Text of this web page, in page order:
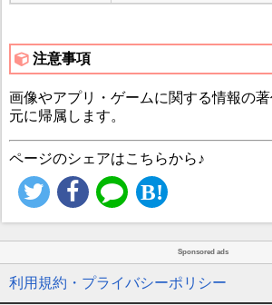
注意事項
画像やアプリ・ゲームに関する情報の
元に帰属します。
ページのシェアはこちらから♪
Sponsored ads
利用規約・プライバシーポリシー